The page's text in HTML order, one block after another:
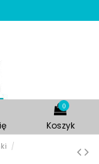
0
Koszyk